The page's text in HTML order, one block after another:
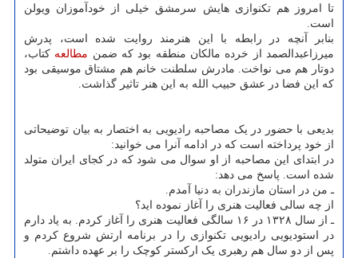
تا امروز هم تکنوازی هایش سرمشق خیلی از خودآموزان ویولن
است.
بنابر آنچه در رابطه با این هنرمند روایت شده است، پدرش
میرزاعبدالصمد از خرده مالکان منطقه بود که ضمن مطالعه کتاب،
دوتار هم می نواخت. مادرش سلطنت خانم هم مشتاق موسیقی بود
که این فضا در عشق حبیب الله به این هنر تاثیر گذاشت.
بدیعی با حضور در یک مصاحبه رادیویی به اختصار به بیان توضیحاتی
از خود پرداخته است که در ادامه آنرا می خوانید:
در ابتدای این مصاحبه از او سوال می شود که در کجای ایران متولد
شده است. پاسخ می دهد:
ـ من در استان مازندران به دنیا آمدم.
از چه سالی فعالیت هنری را آغاز نموده اید؟
ـ از سال ۱۳۲۸ در ۱۶ سالگی فعالیت هنری را آغاز کردم. به یاد دارم
در استودیویی رادیویی تکنوازی را در برنامه ارتش شروع کردم و
پس از دو سال هم رهبری یک ارکستر کوچک را بر عهده داشتم.